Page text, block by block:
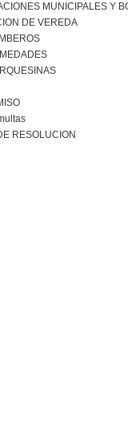
MUNICIPALES Y
DE VEREDA
RESOLUCION